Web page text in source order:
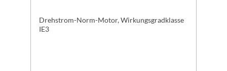
Drehstrom-Norm-Motor, Wirkungsgradklasse
IE3